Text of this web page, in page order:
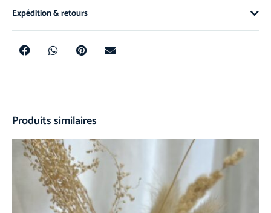
Expédition & retours
Produits similaires